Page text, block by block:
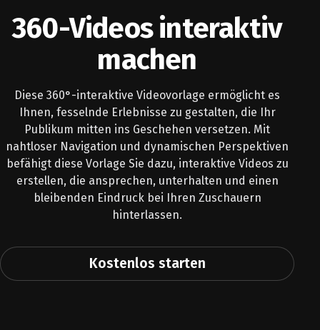
360-Videos interaktiv
machen
Diese 360°-interaktive Videovorlage ermöglicht es
Ihnen, fesselnde Erlebnisse zu gestalten, die Ihr
Publikum mitten ins Geschehen versetzen. Mit
nahtloser Navigation und dynamischen Perspektiven
befähigt diese Vorlage Sie dazu, interaktive Videos zu
erstellen, die ansprechen, unterhalten und einen
bleibenden Eindruck bei Ihren Zuschauern
hinterlassen.
Kostenlos starten